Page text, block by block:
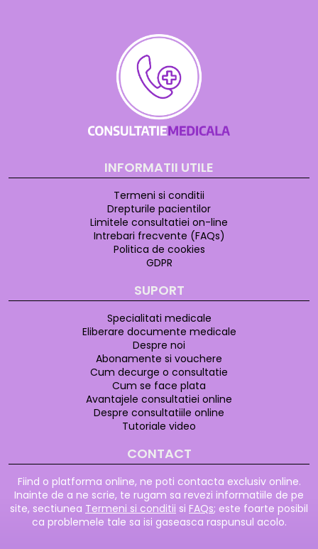
INFORMATII UTILE
Termeni si conditii
Drepturile pacientilor
Limitele consultatiei on-line
Intrebari frecvente (FAQs)
Politica de cookies
GDPR
SUPORT
Specialitati medicale
Eliberare documente medicale
Despre noi
Abonamente si vouchere
Cum decurge o consultatie
Cum se face plata
Avantajele consultatiei online
Despre consultatiile online
Tutoriale video
CONTACT
Fiind o platforma online, ne poti contacta exclusiv online.
Inainte de a ne scrie, te rugam sa revezi informatiile de pe
site, sectiunea Termeni si conditii si FAQs; este foarte posibil
ca problemele tale sa isi gaseasca raspunsul acolo.